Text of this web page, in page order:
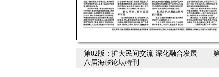
第02版：扩大民间交流 深化融合发展 ——
八届海峡论坛特刊